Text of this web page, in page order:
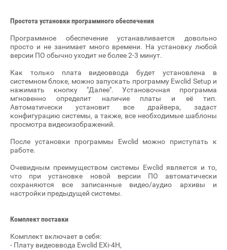
Простота установки программного обеспечения
Программное обеспечение устанавливается довольно
просто и не занимает много времени. На установку любой
версии ПО обычно уходит не более 2-3 минут.
Как только плата видеоввода будет установлена в
системном блоке, можно запускать программу Ewclid Setup и
нажимать кнопку "Далее". Установочная программа
мгновенно определит наличие платы и её тип.
Автоматически установит все драйвера, задаст
конфигурацию системы, а также, все необходимые шаблоны
просмотра видеоизображений.
После установки программы Ewclid можно приступать к
работе.
Очевидным преимуществом системы Ewclid является и то,
что при установке новой версии ПО автоматически
сохраняются все записанные видео/аудио архивы и
настройки предыдущей системы.
Комплект поставки
Комплект включает в себя:
- Плату видеоввода Ewclid EXi-4H,